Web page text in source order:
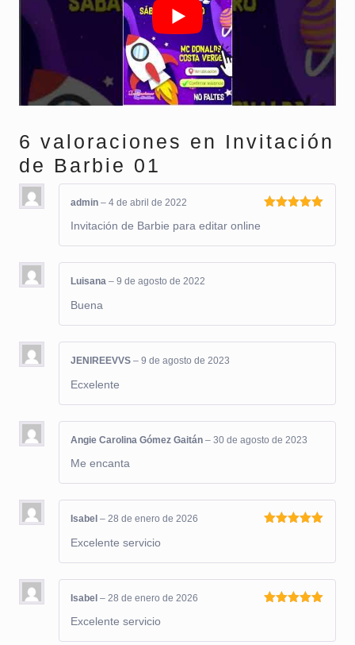
6 valoraciones en Invitación
de Barbie 01
admin – 4 de abril de 2022
Invitación de Barbie para editar online
Luisana – 9 de agosto de 2022
Buena
JENIREEVVS – 9 de agosto de 2023
Ecxelente
Angie Carolina Gómez Gaitán – 30 de agosto de 2023
Me encanta
Isabel – 28 de enero de 2026
Excelente servicio
Isabel – 28 de enero de 2026
Excelente servicio